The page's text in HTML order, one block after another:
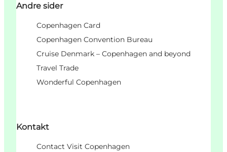
Andre sider
Copenhagen Card
Copenhagen Convention Bureau
Cruise Denmark – Copenhagen and beyond
Travel Trade
Wonderful Copenhagen
Kontakt
Contact Visit Copenhagen